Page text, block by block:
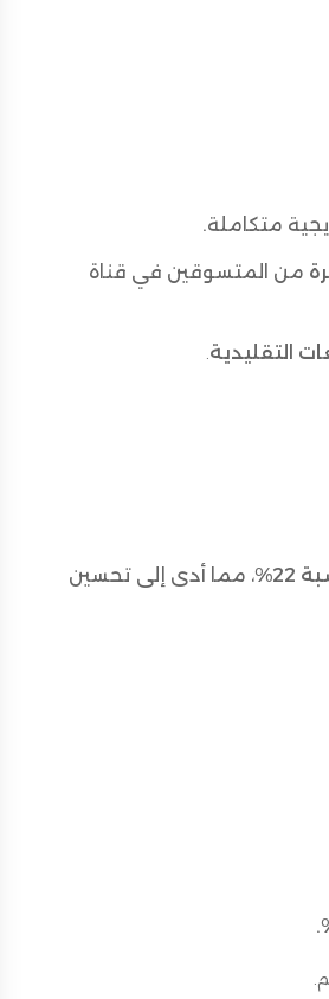
متكاملة.
من المتسوقين في قناة
التقليدية.
، مما أدى إلى تحسين
.